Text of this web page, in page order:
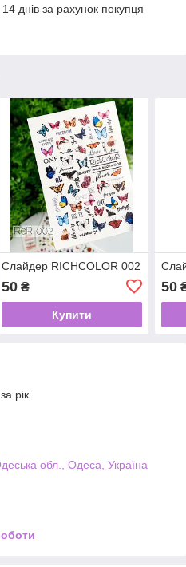
днів за рахунок покупця
Слайдер RICHCOLOR 002
50₴
Купити
50
рік
обл., Одеса, Україна